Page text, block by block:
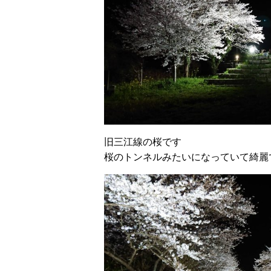
旧三江線の桜です
桜のトンネルみたいになっていて綺麗